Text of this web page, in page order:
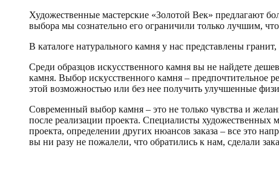
Художественные мастерские «Золотой Век» предлагают
выбора мы сознательно его ограничили только лучшим,
В каталоге натурального камня у нас представлены
Среди образцов искусственного камня вы не найдете
камня. Выбор искусственного камня – предпочтительное
этой возможностью или без нее получить улучшенные
Современный выбор камня – это не только чувства и
после реализации проекта. Специалисты художественных
проекта, определении других нюансов заказа – все это
вы ни разу не пожалели, что обратились к нам, сделали